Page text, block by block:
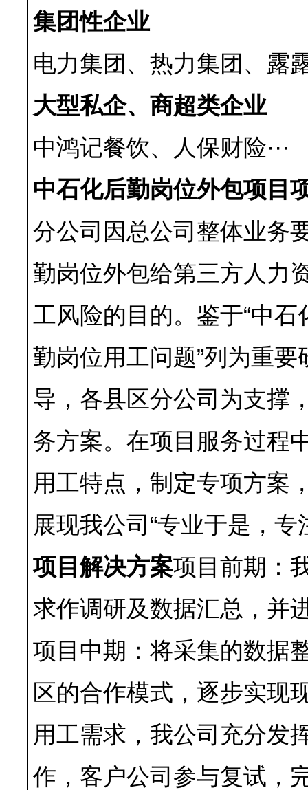
集团性企业
电力集团、热力集团、露
大型私企、商超类企业
中鸿记餐饮、人保财险···
中石化后勤岗位外包项目
分公司因总公司整体业务
勤岗位外包给第三方人力
工风险的目的。鉴于“中
勤岗位用工问题”列为重
导，各县区分公司为支撑
务方案。在项目服务过程
用工特点，制定专项方案
展现我公司“专业于是，
项目解决方案项目前期：
求作调研及数据汇总，并
项目中期：将采集的数据
区的合作模式，逐步实现
用工需求，我公司充分发
作，客户公司参与复试，